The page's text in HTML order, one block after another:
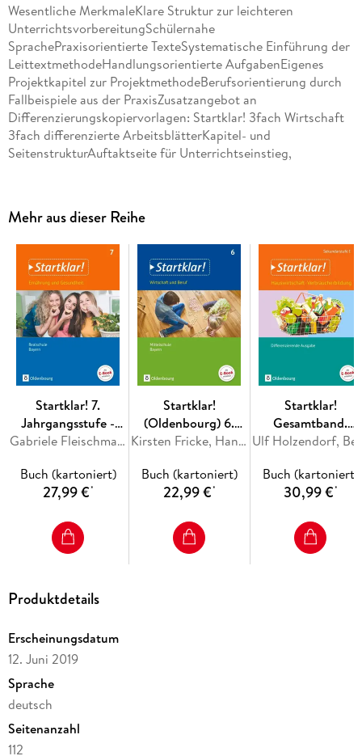
Wesentliche MerkmaleKlare Struktur zur leichteren
UnterrichtsvorbereitungSchülernahe
SprachePraxisorientierte TexteSystematische Einführung der
LeittextmethodeHandlungsorientierte AufgabenEigenes
Projektkapitel zur ProjektmethodeBerufsorientierung durch
Fallbeispiele aus der PraxisZusatzangebot an
Differenzierungskopiervorlagen: Startklar! 3fach Wirtschaft
3fach differenzierte ArbeitsblätterKapitel- und
SeitenstrukturAuftaktseite für Unterrichtseinstieg,
Materialien
Mehr aus dieser Reihe
Startklar! 7.
Jahrgangsstufe -
Ernährung und
Realschule Bayern -
Schülerbuch
Gabriele Fleischmann, Nina Goldmann, Heide Tremmel-Sack, Petra Westhäuser, Stephanie Wunder
Buch (kartoniert)
27,99 €*
Startklar!
(Oldenbourg) 6.
Jahrgangsstufe -
Beruf - Mittelschule
Bayern -
Kirsten Fricke, Hans Hlavacek, Margit Friedlein, Ralf Kassirra, Silke Schrauth
Buch (kartoniert)
22,99 €*
Startklar!
Gesamtband.
Hauswirtschaft
Schülerbuch
Buch (kartoniert)
30,99 €*
Produktdetails
Erscheinungsdatum
12. Juni 2019
Sprache
deutsch
Seitenanzahl
112